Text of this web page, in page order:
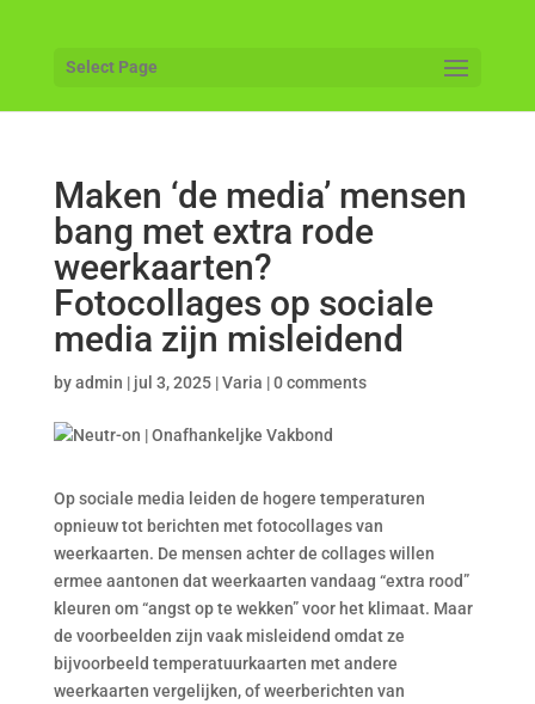
Select Page
Maken ‘de media’ mensen
bang met extra rode
weerkaarten?
Fotocollages op sociale
media zijn misleidend
byadmin | jul 3, 2025|Varia |0 comments
Op sociale media leiden de hogere temperaturen
opnieuw tot berichten met fotocollages van
weerkaarten. De mensen achter de collages willen
ermee aantonen dat weerkaarten vandaag “extra rood”
kleuren om “angst op te wekken” voor het klimaat. Maar
de voorbeelden zijn vaak misleidend omdat ze
bijvoorbeeld temperatuurkaarten met andere
weerkaarten vergelijken, of weerberichten van